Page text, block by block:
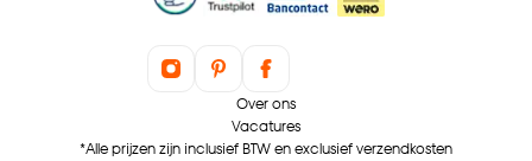
Over ons
Vacatures
*Alle prijzen zijn inclusief BTW en exclusief verzendkosten